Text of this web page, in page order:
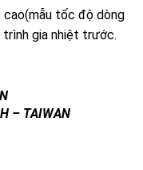
tốc độ dòng
trình gia nhiệt trước.
– TAIWAN